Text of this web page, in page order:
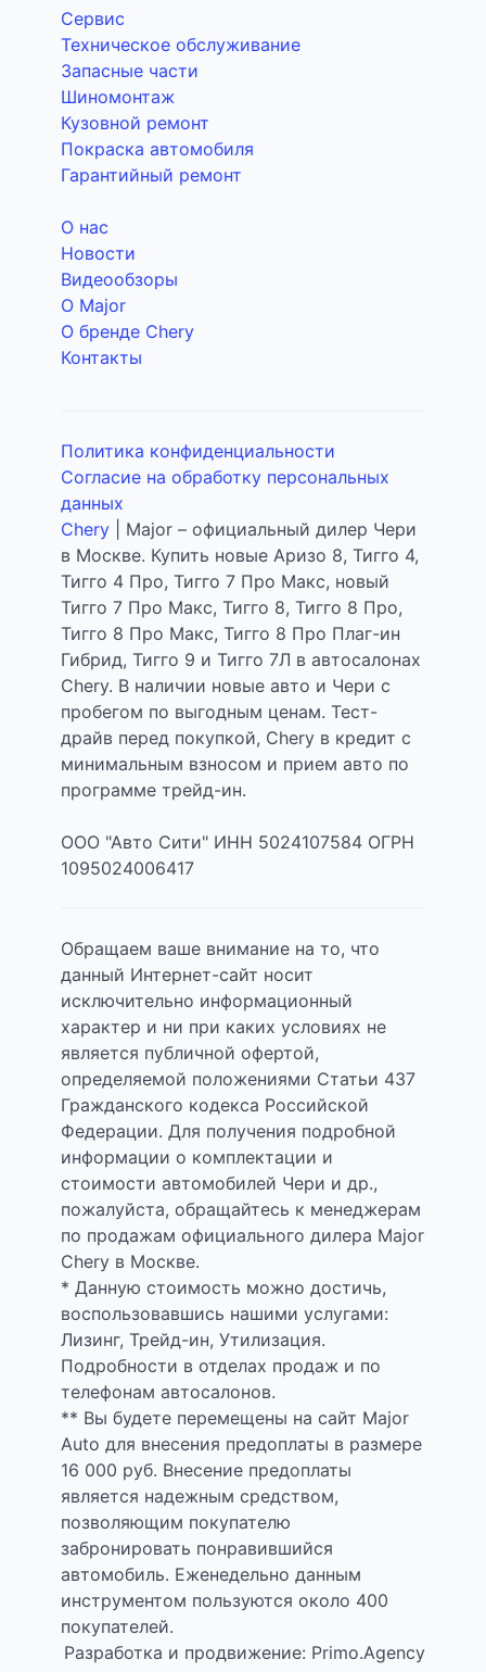
Сервис
Техническое обслуживание
Запасные части
Шиномонтаж
Кузовной ремонт
Покраска автомобиля
Гарантийный ремонт
О нас
Новости
Видеообзоры
О Major
О бренде Chery
Контакты
Политика конфиденциальности
Согласие на обработку персональных
данных
Chery | Major – официальный дилер Чери
в Москве. Купить новые Аризо 8, Тигго 4,
Тигго 4 Про, Тигго 7 Про Макс, новый
Тигго 7 Про Макс, Тигго 8, Тигго 8 Про,
Тигго 8 Про Макс, Тигго 8 Про Плаг-ин
Гибрид, Тигго 9 и Тигго 7Л в автосалонах
Chery. В наличии новые авто и Чери с
пробегом по выгодным ценам. Тест-
драйв перед покупкой, Chery в кредит с
минимальным взносом и прием авто по
программе трейд-ин.
ООО "Авто Сити" ИНН 5024107584 ОГРН
1095024006417
Обращаем ваше внимание на то, что
данный Интернет-сайт носит
исключительно информационный
характер и ни при каких условиях не
является публичной офертой,
определяемой положениями Статьи 437
Гражданского кодекса Российской
Федерации. Для получения подробной
информации о комплектации и
стоимости автомобилей Чери и др.,
пожалуйста, обращайтесь к менеджерам
по продажам официального дилера Major
Chery в Москве.
* Данную стоимость можно достичь,
воспользовавшись нашими услугами:
Лизинг, Трейд-ин, Утилизация.
Подробности в отделах продаж и по
телефонам автосалонов.
** Вы будете перемещены на сайт Major
Auto для внесения предоплаты в размере
16 000 руб. Внесение предоплаты
является надежным средством,
позволяющим покупателю
забронировать понравившийся
автомобиль. Еженедельно данным
инструментом пользуются около 400
покупателей.
Разработка и продвижение: Primo.Agency